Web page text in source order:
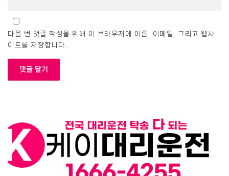
다음 번 댓글 작성을 위해 이 브라우저에 이름, 이메일, 그리고 웹사
이트를 저장합니다.